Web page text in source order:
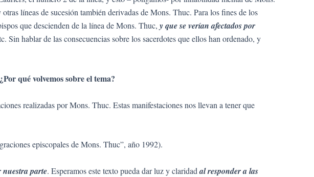
líneas de sucesión también derivadas de Mons. Thuc. Para los fines de los
que descienden de la línea de Mons. Thuc, y que se verían afectados por
hablar de las consecuencias sobre los sacerdotes que ellos han ordenado, y
¿Por qué volvemos sobre el tema?
realizadas por Mons. Thuc. Estas manifestaciones nos llevan a tener que
episcopales de Mons. Thuc”, año 1992).
nuestra parte. Esperamos este texto pueda dar luz y claridadal responder a las